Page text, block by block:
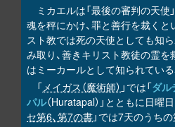
ミカエルは「最後の審判の天使
魂を秤にかけ、罪と善行を裁くと
スト教では死の天使としても知ら
み取り、善きキリスト教徒の霊
はミーカールとして知られている
「メイガス（魔術師） 」では「ダル
パル（Huratapal）」とともに日曜
セ第6、第7の書」では7天のうち